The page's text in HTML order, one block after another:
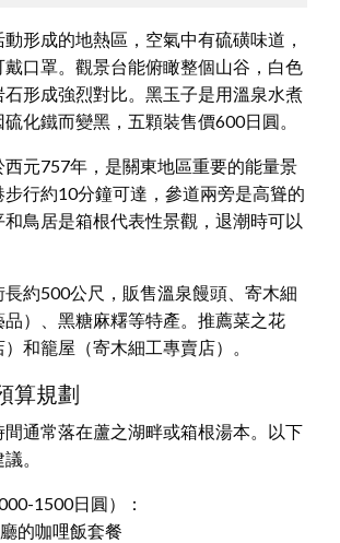
形成的地熱區，空氣中有硫磺味道，
口罩。觀景台能俯瞰整個山谷，白色
形成強烈對比。黑玉子是用溫泉水煮
化鐵而變黑，五顆裝售價600日圓。
元757年，是關東地區重要的能量景
行約10分鐘可達，參道兩旁是高聳的
鳥居是箱根代表性景觀，退潮時可以
約500公尺，販售溫泉饅頭、寄木細
品）、黑糖麻糬等特產。推薦菜之花
）和籠屋（寄木細工專賣店）。
算規劃
通常落在蘆之湖畔或箱根湯本。以下
。
1500日圓）：
的咖哩飯套餐